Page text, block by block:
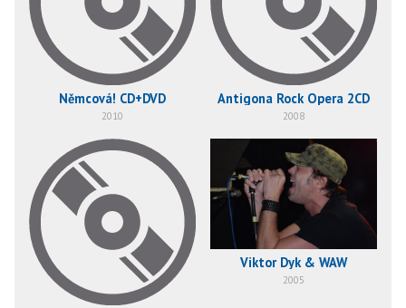
Němcová! CD+DVD
2010
Antigona Rock Opera 2CD
2008
Viktor Dyk & WAW
2005